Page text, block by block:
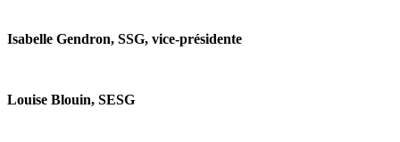
Isabelle Gendron, SSG, vice-présidente
Louise Blouin, SESG